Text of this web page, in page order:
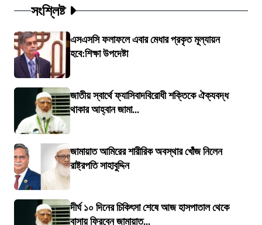
সংশ্লিষ্ট
এসএসসি ফলাফলে এবার মেধার প্রকৃত মূল্যায়ন
হবে:শিক্ষা উপদেষ্টা
জাতীয় স্বার্থে ফ্যাসিবাদবিরোধী শক্তিকে ঐক্যবদ্ধ
থাকার আহ্বান জামা...
জামায়াত আমিরের শারীরিক অবস্থার খোঁজ নিলেন
রাষ্ট্রপতি সাহাবুদ্দিন
দীর্ঘ ১০ দিনের চিকিৎসা শেষে আজ হাসপাতাল থেকে
বাসায় ফিরবেন জামায়াত...